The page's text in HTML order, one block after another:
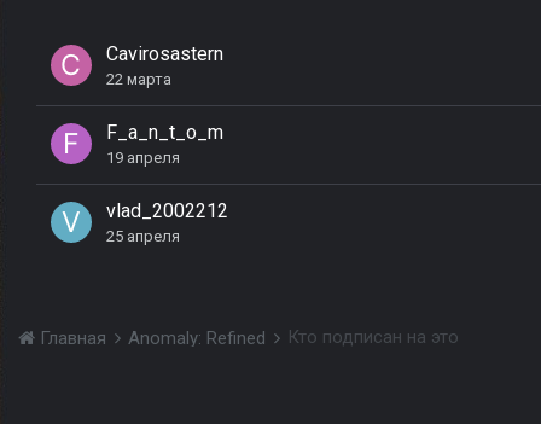
Cavirosastern
22 марта
F_a_n_t_o_m
19 апреля
vlad_2002212
25 апреля
Главная Anomaly: Refined Кто подписан на это